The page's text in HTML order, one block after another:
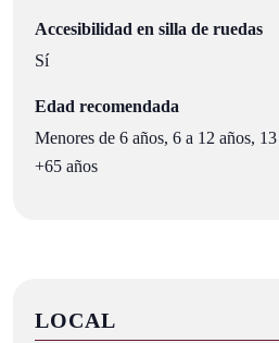
Accesibilidad en silla de ruedas
Sí
Edad recomendada
Menores de 6 años, 6 a 12 años,
+65 años
LOCAL